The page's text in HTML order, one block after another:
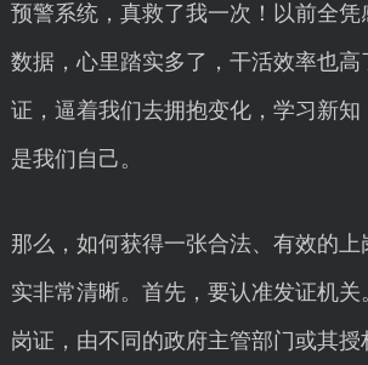
预警系统，真救了我一次！以前全凭
数据，心里踏实多了，干活效率也高
证，逼着我们去拥抱变化，学习新
是我们自己。
那么，如何获得一张合法、有效的
实非常清晰。首先，要认准发证机关
岗证，由不同的政府主管部门或其授